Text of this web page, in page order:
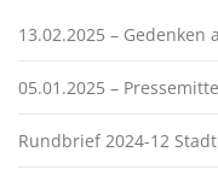
13.02.2025 –
05.01.2025 –
Rundbrief 2024-12